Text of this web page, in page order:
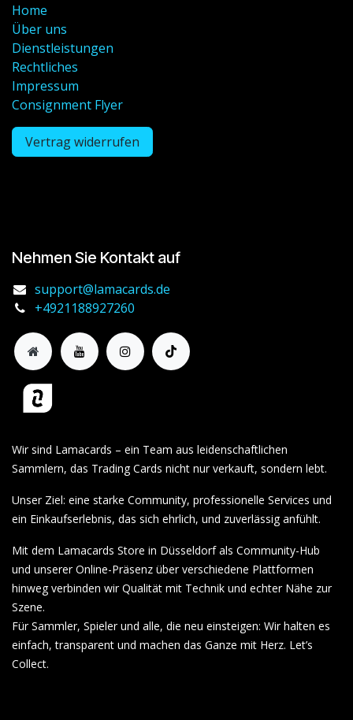
Home
Über uns
Dienstleistungen
Rechtliches
Impressum
Consignment Flyer
Vertrag widerrufen
Nehmen Sie Kontakt auf
support@lamacards.de
+4921188927260
Wir sind Lamacards – ein Team aus leidenschaftlichen
Sammlern, das Trading Cards nicht nur verkauft, sondern lebt.
Unser Ziel: eine starke Community, professionelle Services und
ein Einkaufserlebnis, das sich ehrlich, und zuverlässig anfühlt.
Mit dem Lamacards Store in Düsseldorf als Community-Hub
und unserer Online-Präsenz über verschiedene Plattformen
hinweg verbinden wir Qualität mit Technik und echter Nähe zur
Szene.
Für Sammler, Spieler und alle, die neu einsteigen: Wir halten es
einfach, transparent und machen das Ganze mit Herz. Let’s
Collect.